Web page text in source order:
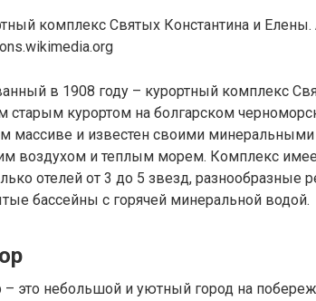
комплекс Святых Константина и
в 1908 году – курортный комплекс
старым курортом на болгарском
массиве и известен своими
воздухом и теплым морем. Комплекс
отелей от 3 до 5 звезд, разнообразные
бассейны с горячей минеральной водой.
– это небольшой и уютный город на